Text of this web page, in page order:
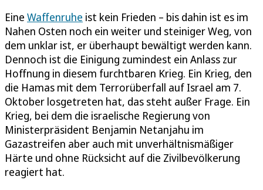
Eine Waffenruhe ist kein Frieden – bis dahin ist es im
Nahen Osten noch ein weiter und steiniger Weg, von
dem unklar ist, er überhaupt bewältigt werden kann.
Dennoch ist die Einigung zumindest ein Anlass zur
Hoffnung in diesem furchtbaren Krieg. Ein Krieg, den
die Hamas mit dem Terrorüberfall auf Israel am 7.
Oktober losgetreten hat, das steht außer Frage. Ein
Krieg, bei dem die israelische Regierung von
Ministerpräsident Benjamin Netanjahu im
Gazastreifen aber auch mit unverhältnismäßiger
Härte und ohne Rücksicht auf die Zivilbevölkerung
reagiert hat.